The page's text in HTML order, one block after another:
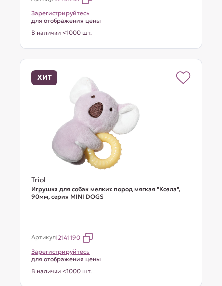
Зарегистрируйтесь
для отображения цены
В наличии <1000 шт.
ХИТ
Triol
Игрушка для собак мелких пород мягкая "Коала",
90мм, серия MINI DOGS
Артикул12141190
Зарегистрируйтесь
для отображения цены
В наличии <1000 шт.